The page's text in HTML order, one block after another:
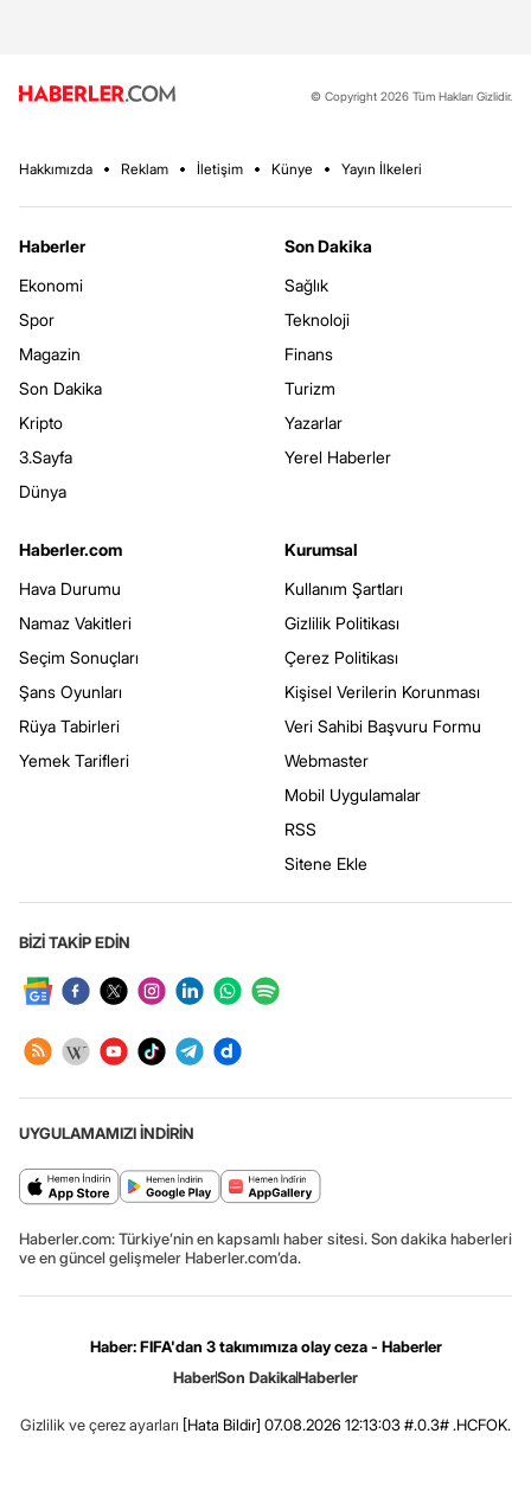
© Copyright 2026 Tüm Hakları Gizlidir.
Hakkımızda Reklam İletişim Künye Yayın İlkeleri
Haberler
Ekonomi
Spor
Magazin
Son Dakika
Kripto
3.Sayfa
Dünya
Son Dakika
Sağlık
Teknoloji
Finans
Turizm
Yazarlar
Yerel Haberler
Haberler.com
Hava Durumu
Namaz Vakitleri
Seçim Sonuçları
Şans Oyunları
Rüya Tabirleri
Yemek Tarifleri
Kurumsal
Kullanım Şartları
Gizlilik Politikası
Çerez Politikası
Kişisel Verilerin Korunması
Veri Sahibi Başvuru Formu
Webmaster
Mobil Uygulamalar
RSS
Sitene Ekle
BİZİ TAKİP EDİN
UYGULAMAMIZI İNDİRİN
Haberler.com: Türkiye’nin en kapsamlı haber sitesi. Son dakika haberleri
ve en güncel gelişmeler Haberler.com’da.
Haber: FIFA'dan 3 takımımıza olay ceza - Haberler
HaberSon DakikaHaberler
Gizlilik ve çerez ayarları [Hata Bildir] 07.08.2026 12:13:03 #.0.3# .HCFOK.